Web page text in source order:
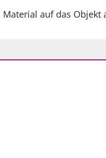
auf das Objekt